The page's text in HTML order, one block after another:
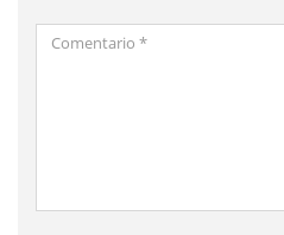
Comentario